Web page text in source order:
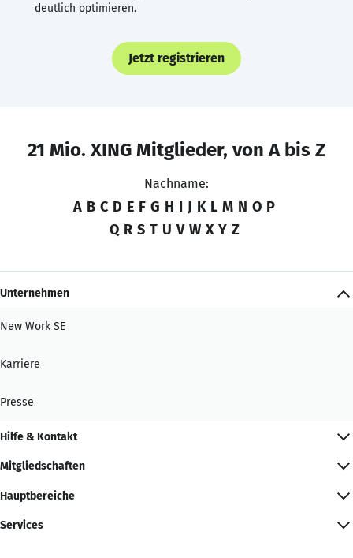
deutlich optimieren.
Jetzt registrieren
21 Mio. XING Mitglieder, von A bis Z
Nachname:
A B C D E F G H I J K L M N O P
Q R S T U V W X Y Z
Unternehmen
New Work SE
Karriere
Presse
Hilfe & Kontakt
Mitgliedschaften
Hauptbereiche
Services